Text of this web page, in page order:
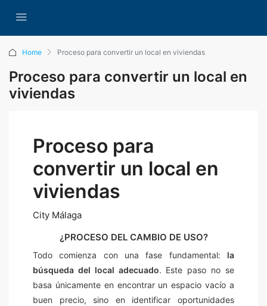
Home Proceso para convertir un local en viviendas
Proceso para convertir un local en
viviendas
Proceso para
convertir un local en
viviendas
City Málaga
¿PROCESO DEL CAMBIO DE USO?
Todo comienza con una fase fundamental: la
búsqueda del local adecuado. Este paso no se
basa únicamente en encontrar un espacio vacío a
buen precio, sino en identificar oportunidades